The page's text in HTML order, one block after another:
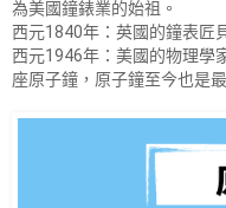
為美國鐘錶業的始祖。
西元1840年：英國的鐘表匠
西元1946年：美國的物理學
座原子鐘，原子鐘至今也是